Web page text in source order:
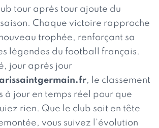
tour après tour ajoute du
Chaque victoire rapproche
nouveau trophée, renforçant sa
légendes du football français.
jour après jour
, le classement
à jour en temps réel pour que
rien. Que le club soit en tête
vous suivez l’évolution